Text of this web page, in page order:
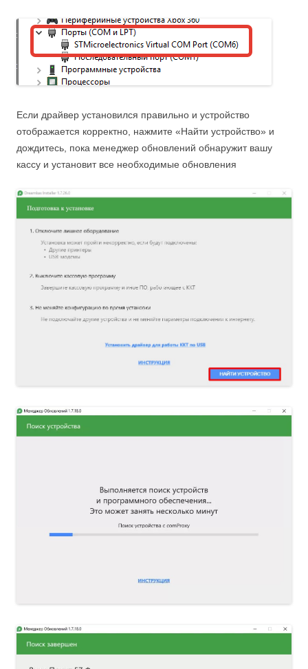
Если драйвер установился правильно и устройство
отображается корректно, нажмите «Найти устройство» и
дождитесь, пока менеджер обновлений обнаружит вашу
кассу и установит все необходимые обновления